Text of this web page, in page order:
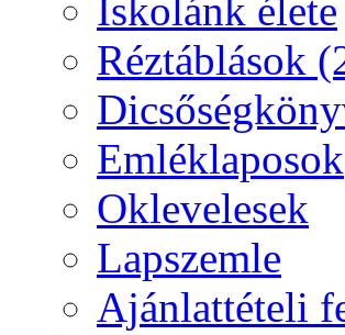
Iskolánk élete
Réztáblások
Emléklaposok
Oklevelesek
Lapszemle
Ajánlattételi